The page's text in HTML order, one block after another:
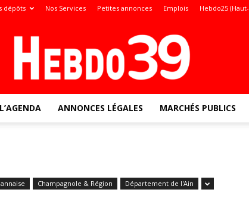
dépôts Nos Services Petites annonces Emplois Hebdo25
L’AGENDA ANNONCES LÉGALES MARCHÉS PUBLICS
Champagnole & Région Département de l'Ain